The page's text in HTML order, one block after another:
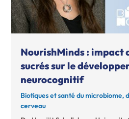
NourishMinds : impact
sucrés sur le
neurocognitif
Biotiques et santé du microbiome,
cerveau